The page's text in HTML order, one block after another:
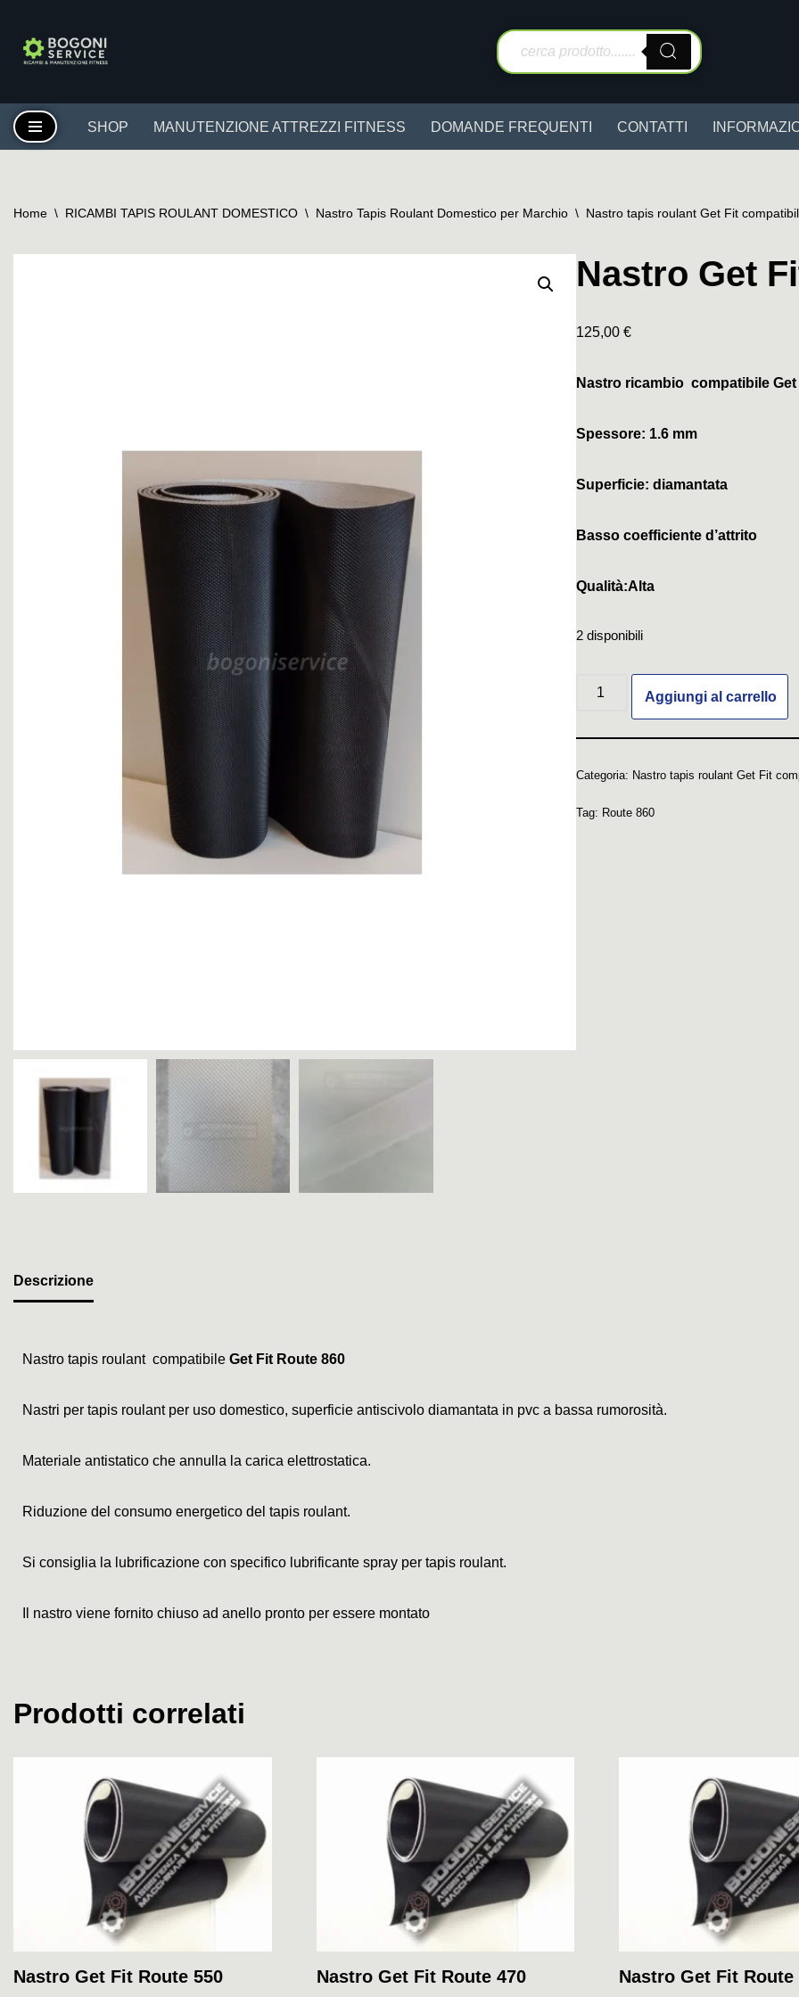
Vai
SHOP MANUTENZIONE ATTREZZI FITNESS DOMANDE FREQUENTI CONTATTI
Home \ RICAMBI TAPIS ROULANT DOMESTICO \ Nastro Tapis Roulant Domestico per Marchio \ Nastro tapis roulant Get Fit
Nastro Get
125,00 €
Nastro ricambio compatibile Get
Spessore: 1.6 mm
Superficie: diamantata
Basso coefficiente d’attrito
Qualità:Alta
2 disponibili
Aggiungi al carrello
Categoria: Nastro tapis roulant Get Fit
Tag: Route 860
Descrizione
Nastro tapis roulant compatibile Get Fit Route 860
Nastri per tapis roulant per uso domestico, superficie antiscivolo diamantata in pvc a bassa rumorosità.
Materiale antistatico che annulla la carica elettrostatica.
Riduzione del consumo energetico del tapis roulant.
Si consiglia la lubrificazione con specifico lubrificante spray per tapis roulant.
Il nastro viene fornito chiuso ad anello pronto per essere montato
Prodotti correlati
Nastro Get Fit Route 550 Nastro Get Fit Route 470 Nastro Get Fit Route